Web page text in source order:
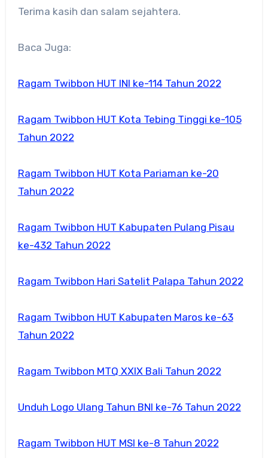
Terima kasih dan salam sejahtera.
Baca Juga:
Ragam Twibbon HUT INI ke-114 Tahun 2022
Ragam Twibbon HUT Kota Tebing Tinggi ke-105
Tahun 2022
Ragam Twibbon HUT Kota Pariaman ke-20
Tahun 2022
Ragam Twibbon HUT Kabupaten Pulang Pisau
ke-432 Tahun 2022
Ragam Twibbon Hari Satelit Palapa Tahun 2022
Ragam Twibbon HUT Kabupaten Maros ke-63
Tahun 2022
Ragam Twibbon MTQ XXIX Bali Tahun 2022
Unduh Logo Ulang Tahun BNI ke-76 Tahun 2022
Ragam Twibbon HUT MSI ke-8 Tahun 2022